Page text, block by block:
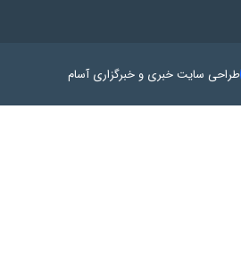
طراحی سایت خبری و خبرگزاری آسام